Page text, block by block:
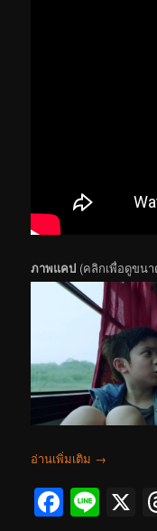
ภาพแคป (คลิกเพื่อดูขนา
อ่านเพิ่มเติม →
Line
X